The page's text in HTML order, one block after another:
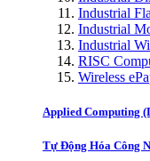
Industrial
Industrial
Industrial
RISC
Wireless
Applied Computing
Tự Động Hóa Công